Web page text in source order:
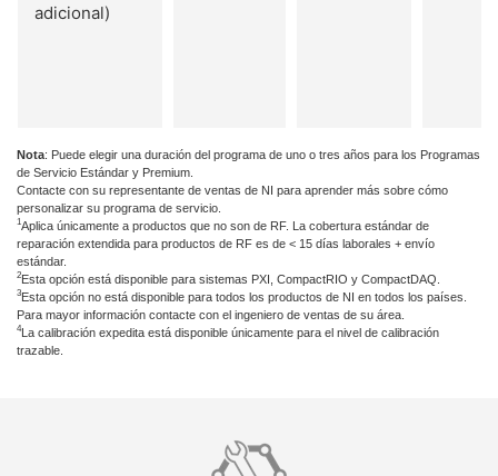
adicional)
Nota: Puede elegir una duración del programa de uno o tres años para los Programas
de Servicio Estándar y Premium.
Contacte con su representante de ventas de NI para aprender más sobre cómo
personalizar su programa de servicio.
1Aplica únicamente a productos que no son de RF. La cobertura estándar de
reparación extendida para productos de RF es de < 15 días laborales + envío
estándar.
2Esta opción está disponible para sistemas PXI, CompactRIO y CompactDAQ.
3Esta opción no está disponible para todos los productos de NI en todos los países.
Para mayor información contacte con el ingeniero de ventas de su área.
4La calibración expedita está disponible únicamente para el nivel de calibración
trazable.